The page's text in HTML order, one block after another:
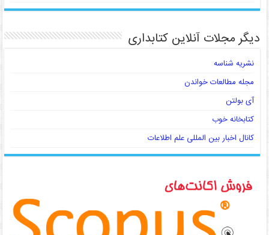
دیگر مجلات آنلاین کتابداری
نشریه شناسه
مجله مطالعات خواندن
آی بولتن
کتابخانه خوب
کانال اخبار بین المللی علم اطلاعات